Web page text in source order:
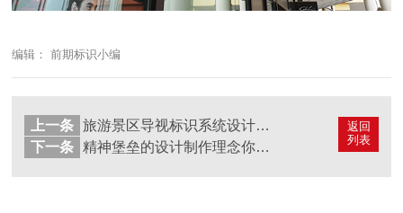
编辑： 前期标识小编
返回
列表
上一条
旅游景区导视标识系统设计对景区的影响有哪些
下一条
精神堡垒的设计制作理念你们知道吗？